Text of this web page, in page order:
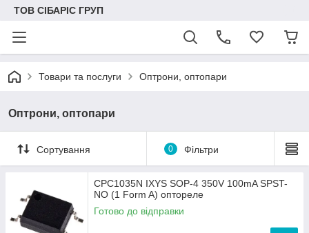
ТОВ СІБАРІС ГРУП
Товари та послуги Оптрони, оптопари
Оптрони, оптопари
Сортування 0 Фільтри
CPC1035N IXYS SOP-4 350V 100mA SPST-
NO (1 Form A) оптореле
Готово до відправки